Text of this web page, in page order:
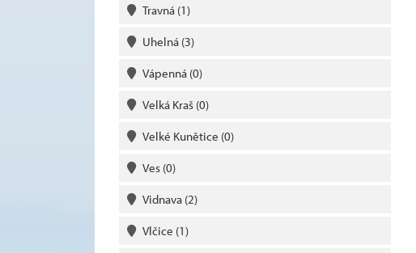
Travná (1)
Uhelná (3)
Vápenná (0)
Velká Kraš (0)
Velké Kunětice (0)
Ves (0)
Vidnava (2)
Vlčice (1)